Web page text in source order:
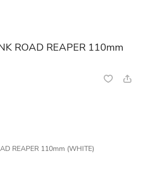
ROAD REAPER 110mm
REAPER 110mm (WHITE)